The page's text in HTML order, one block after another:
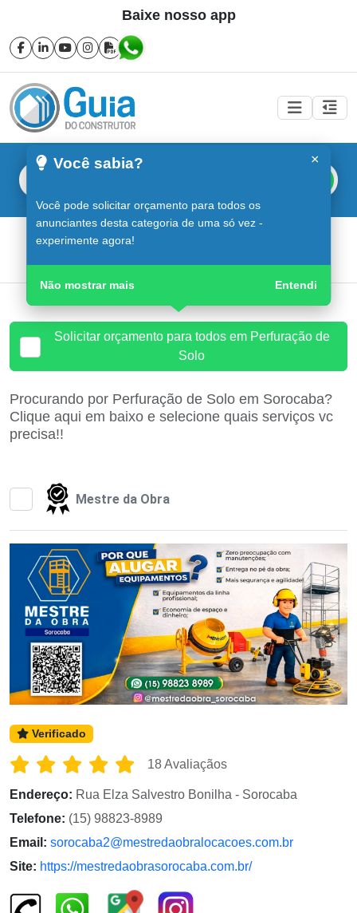
Baixe nosso app
Perfuração de Solo em Sorocaba
Guia do Construtor Guia Digital Perfuração de Solo
Solicitar orçamento para todos em Perfuração de
Solo
×
Você sabia?
Você pode solicitar orçamento para todos os
anunciantes desta categoria de uma só vez -
experimente agora!
Não mostrar mais Entendi
Procurando por Perfuração de Solo em Sorocaba?
Clique aqui em baixo e selecione quais serviços vc
precisa!!
Mestre da Obra
Verificado
18 Avaliaçãos
Endereço: Rua Elza Salvestro Bonilha - Sorocaba
Telefone: (15) 98823-8989
Email: sorocaba2@mestredaobralocacoes.com.br
Site: https://mestredaobrasorocaba.com.br/